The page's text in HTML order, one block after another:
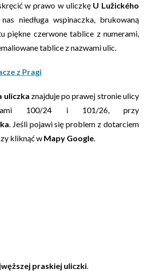
w prawo w uliczkę U Lužického
niedługa wspinaczka, brukowaną
piękne czerwone tablice z numerami,
tablice z nazwami ulic.
z Pragi
uliczka znajduje po prawej stronie ulicy
100/24 i 101/26, przy
. Jeśli pojawi się problem z dotarciem
kliknąć w Mapy Google.
praskiej uliczki.